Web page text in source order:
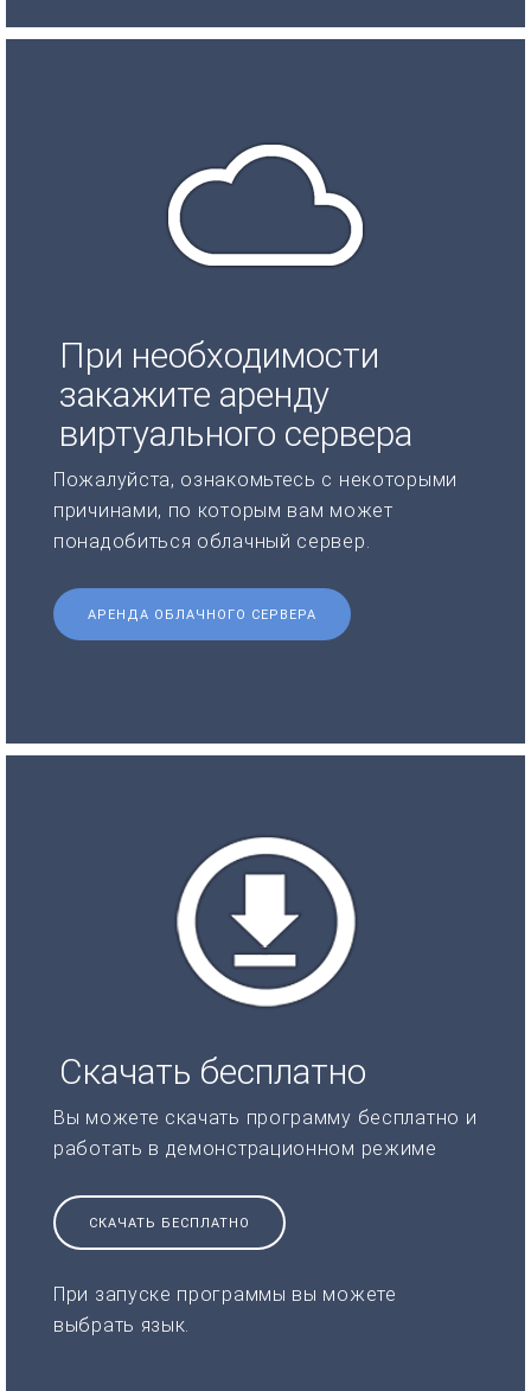
При необходимости
закажите аренду
виртуального сервера
Пожалуйста, ознакомьтесь с некоторыми
причинами, по которым вам может
понадобиться облачный сервер.
АРЕНДА ОБЛАЧНОГО СЕРВЕРА
Скачать бесплатно
Вы можете скачать программу бесплатно и
работать в демонстрационном режиме
СКАЧАТЬ БЕСПЛАТНО
При запуске программы вы можете
выбрать язык.